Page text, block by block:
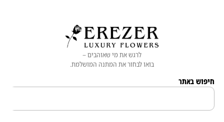
לרגש את מי שאוהבים –
בואו לבחור את המתנה המושלמת.
באתר